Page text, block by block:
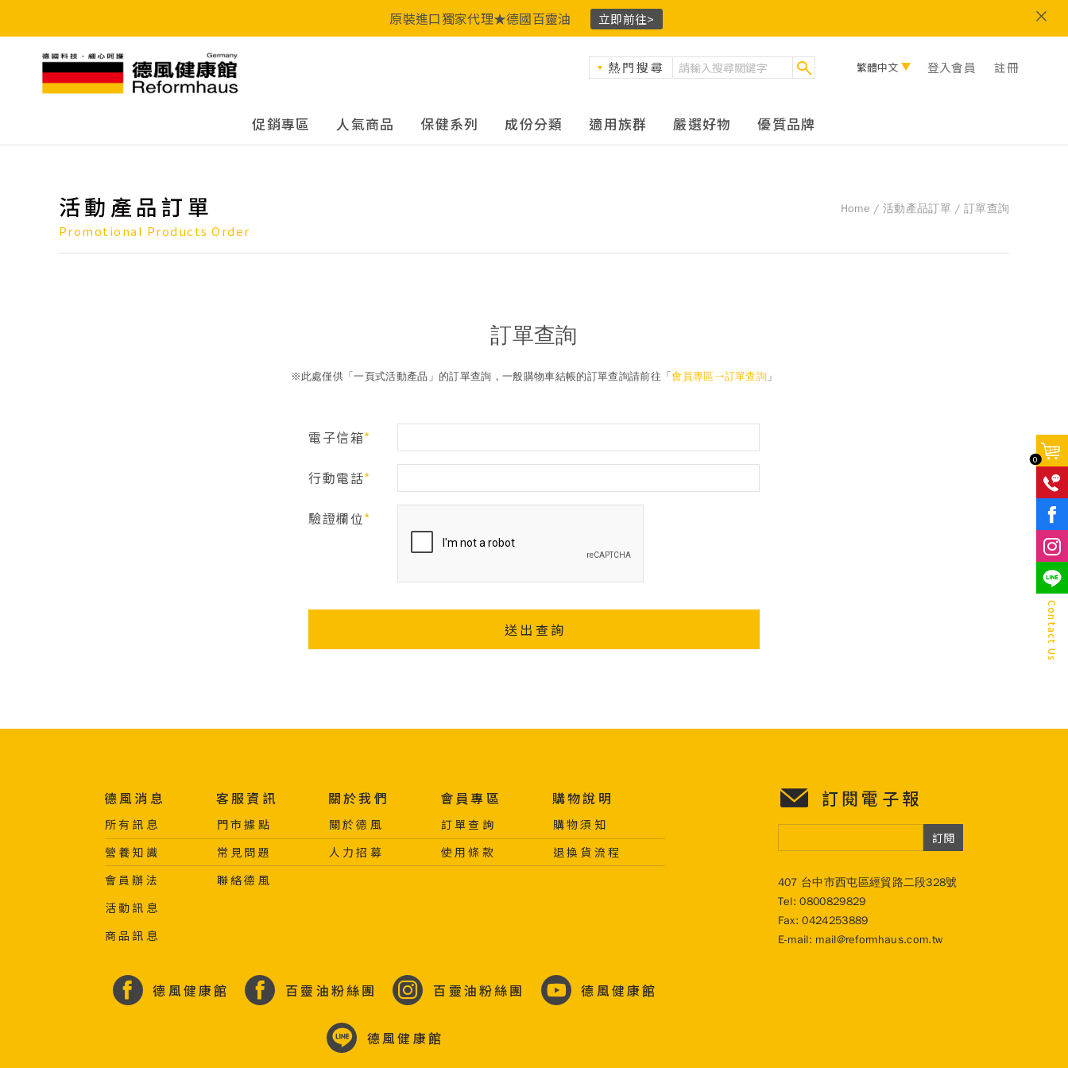
原裝進口獨家代理★德國百靈油 立即前往>
促銷專區 人氣商品 保健系列 成份分類 適用族群 嚴選好物 優質品牌
熱門搜尋 繁體中文 登入會員 註冊
Home 活動產品訂單 訂單查詢
活動產品訂單
Promotional Products Order
訂單查詢
※此處僅供「一頁式活動產品 」的訂單查詢，一般購物車結帳的訂單查詢請前往「會員專區→訂單查詢 」
電子信箱*
行動電話*
驗證欄位*
送出查詢
0
Contact Us
德風消息
所有訊息
營養知識
會員辦法
活動訊息
商品訊息
客服資訊
門市據點
常見問題
聯絡德風
關於我們
關於德風
人力招募
會員專區
訂單查詢
使用條款
購物說明
購物須知
退換貨流程
德風健康館 百靈油粉絲團 百靈油粉絲團 德風健康館
德風健康館
訂閱電子報
訂閱
407 台中市西屯區經貿路二段328號
Tel:0800829829
Fax: 0424253889
E-mail: mail@reformhaus.com.tw